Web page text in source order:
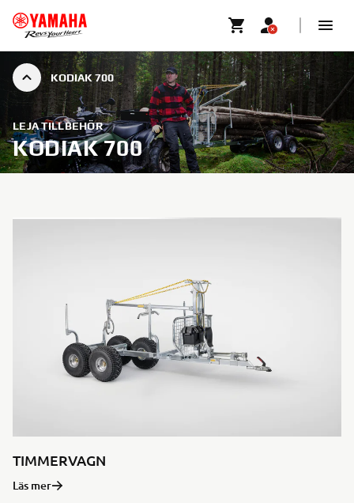
KODIAK 700
LEJA TILLBEHÖR
KODIAK 700
TIMMERVAGN
Läs mer